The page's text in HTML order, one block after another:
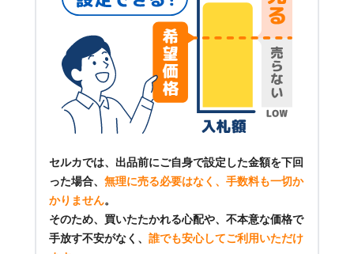
セルカでは、出品前にご自身で設定した金額を下回
った場合、 無理に売る必要はなく、手数料も一切か
かりません。
そのため、買いたたかれる心配や、不本意な価格で
手放す不安がなく、 誰でも安心してご利用いただけ